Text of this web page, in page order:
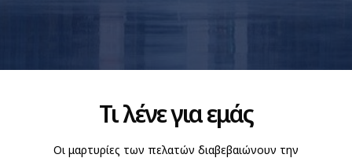
Τι λένε για εμάς
Οι μαρτυρίες των πελατών διαβεβαιώνουν την